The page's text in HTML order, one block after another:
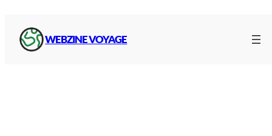
WEBZINE VOYAGE
Autres gares dans la Drôme ?